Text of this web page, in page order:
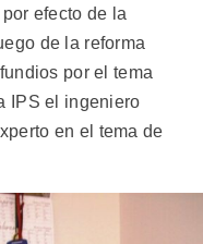
efecto de la
de la reforma
por el tema
IPS el ingeniero
en el tema de